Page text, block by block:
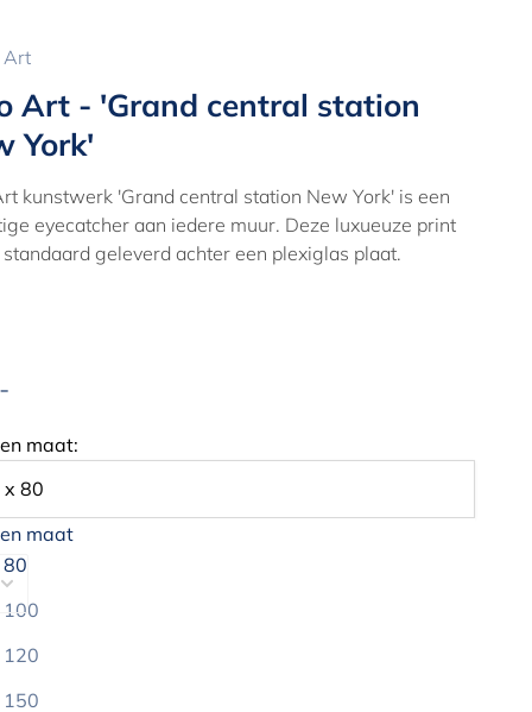
Art
Art - 'Grand central station
York'
kunstwerk 'Grand central station New York' is een
eyecatcher aan iedere muur. Deze luxueuze print
geleverd achter een plexiglas plaat.
maat:
x 80
maat
100
120